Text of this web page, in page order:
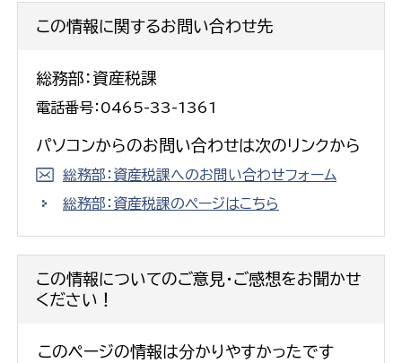
この情報に関するお問い合わせ先
総務部：資産税課
電話番号：0465-33-1361
パソコンからのお問い合わせは次のリンクから
総務部：資産税課へのお問い合わせフォーム
総務部：資産税課のページはこちら
この情報についてのご意見・ご感想をお聞かせ
ください！
このページの情報は分かりやすかったです